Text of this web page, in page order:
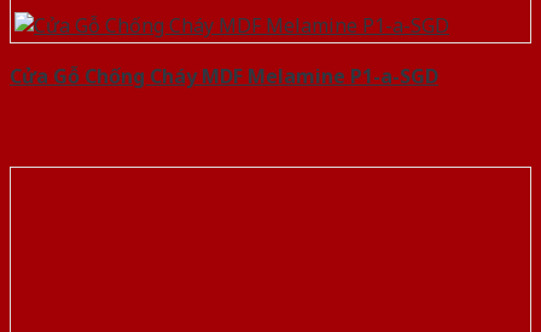
Cửa Gỗ Chống Cháy MDF Melamine P1-a-SGD